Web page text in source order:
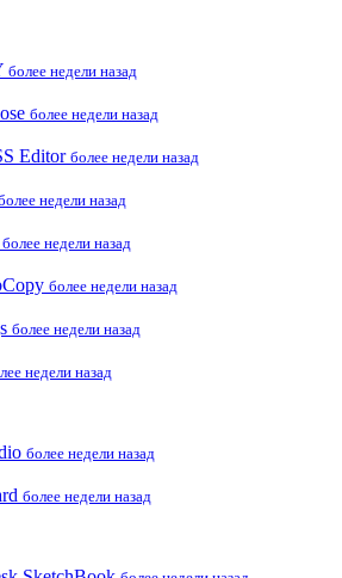
более недели назад
более недели назад
Editor более недели назад
недели назад
более недели назад
более недели назад
более недели назад
недели назад
более недели назад
более недели назад